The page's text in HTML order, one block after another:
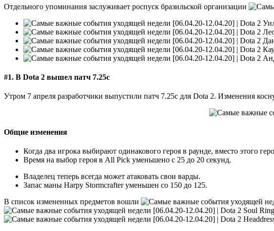
Отдельного упоминания заслуживает роспуск бразильской организации
#1. В Dota 2 вышел патч 7.25c
Утром 7 апреля разработчики выпустили патч 7.25c для Dota 2. Изменения
Общие изменения
Когда два игрока выбирают одинакового героя в раунде, вместо этого
Время на выбор героя в All Pick уменьшено с 25 до 20 секунд.
Владелец теперь всегда может атаковать свои варды.
Запас маны Harpy Stormcrafter уменьшен со 150 до 125.
В список измененных предметов вошли
Soul